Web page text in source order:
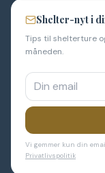
Shelter-nyt i
Tips til shelterture
måneden.
Vi gemmer kun din
Privatlivspolitik